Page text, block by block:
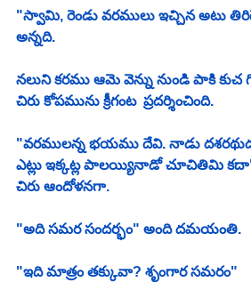
"స్వామి, రెండు వరములు ఇచ్చిన అటు
అన్నది.
నలుని కరము ఆమె వెన్ను నుండి పాకి కుచ
చిరు కోపమును క్రీగంట  ప్రదర్శించింది.
"వరములన్న భయము దేవి. నాడు
ఎట్లు ఇక్కట్ల పాలయ్యినాడో చూచితిమి కదా"
చిరు ఆందోళనగా.
"అది సమర సందర్భం" అంది దమయంతి.
"ఇది మాత్రం తక్కువా? శృంగార సమరం"